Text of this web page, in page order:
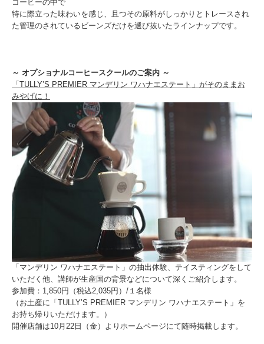
コーヒーの中で
特に際立った味わいを感じ、且つその原料がしっかりとトレースされ
た管理のされているビーンズだけを選び抜いたラインナップです。
～ オプショナルコーヒースクールのご案内 ～
「TULLY’S PREMIER マンデリン ワハナエステート」がそのままお
みやげに！
「マンデリン ワハナエステート」の抽出体験、テイスティングをして
いただく他、講師が生産国の背景などについて深くご紹介します。
参加費：1,850円（税込2,035円）/１名様
（お土産に「TULLY’S PREMIER マンデリン ワハナエステート」を
お持ち帰りいただけます。）
開催店舗は10月22日（金）よりホームページにて随時掲載します。